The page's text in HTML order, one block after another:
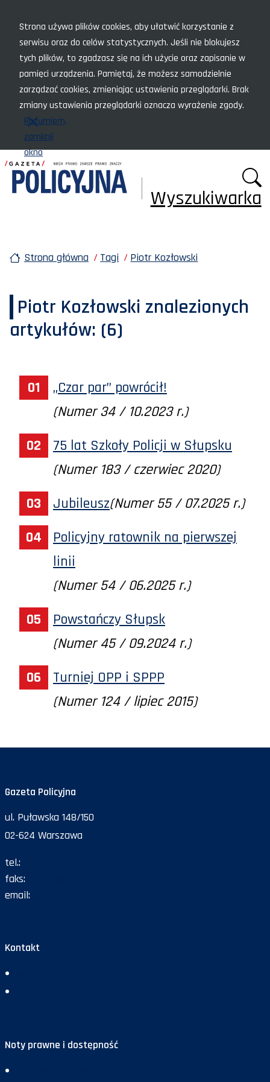
Strona używa plików cookies, aby ułatwić korzystanie z
serwisu oraz do celów statystycznych. Jeśli nie blokujesz
tych plików, to zgadzasz się na ich użycie oraz zapisanie w
pamięci urządzenia. Pamiętaj, że możesz samodzielnie
zarządzać cookies, zmieniając ustawienia przeglądarki. Brak
zmiany ustawienia przeglądarki oznacza wyrażenie zgody.
Rozumiem,
zamknij
okno
Wyszukiwarka
Strona główna Tagi Piotr Kozłowski
Piotr Kozłowski znalezionych
artykułów: (6)
„Czar par” powrócił!
(Numer 34 / 10.2023 r.)
75 lat Szkoły Policji w Słupsku
(Numer 183 / czerwiec 2020)
Jubileusz(Numer 55 / 07.2025 r.)
Policyjny ratownik na pierwszej
linii
(Numer 54 / 06.2025 r.)
Powstańczy Słupsk
(Numer 45 / 09.2024 r.)
Turniej OPP i SPPP
(Numer 124 / lipiec 2015)
Gazeta Policyjna
ul. Puławska 148/150
02-624 Warszawa
tel.:
faks:
email:
Kontakt
Noty prawne i dostępność